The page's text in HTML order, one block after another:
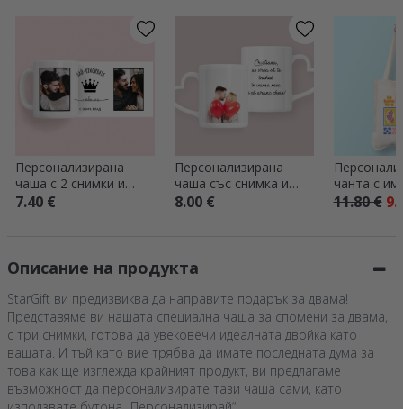
Персонализирана
чаша с 2 снимки и
текст
7.40 €
Персонализирана
чаша със снимка и
текст – модел с
8.00 €
чанта с
11.80 €
Описание на продукта
StarGift ви предизвиква да направите подарък за двама!
Представяме ви нашата специална чаша за спомени за двама,
с три снимки, готова да увековечи идеалната двойка като
вашата. И тъй като вие трябва да имате последната дума за
това как ще изглежда крайният продукт, ви предлагаме
възможност да персонализирате тази чаша сами, като